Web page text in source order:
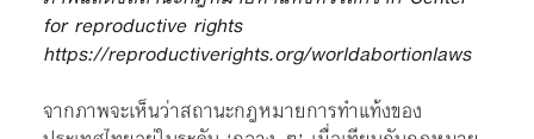
for reproductive rights
https://reproductiverights.org/worldabortionlaws
จากภาพจะเห็นว่าสถานะกฎหมายการทำแท้งของ